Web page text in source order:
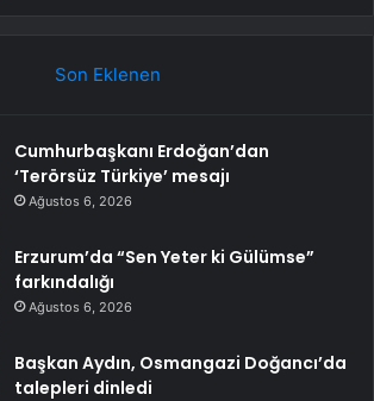
Son Eklenen
Cumhurbaşkanı Erdoğan’dan
‘Terörsüz Türkiye’ mesajı
Ağustos 6, 2026
Erzurum’da “Sen Yeter ki Gülümse”
farkındalığı
Ağustos 6, 2026
Başkan Aydın, Osmangazi Doğancı’da
talepleri dinledi